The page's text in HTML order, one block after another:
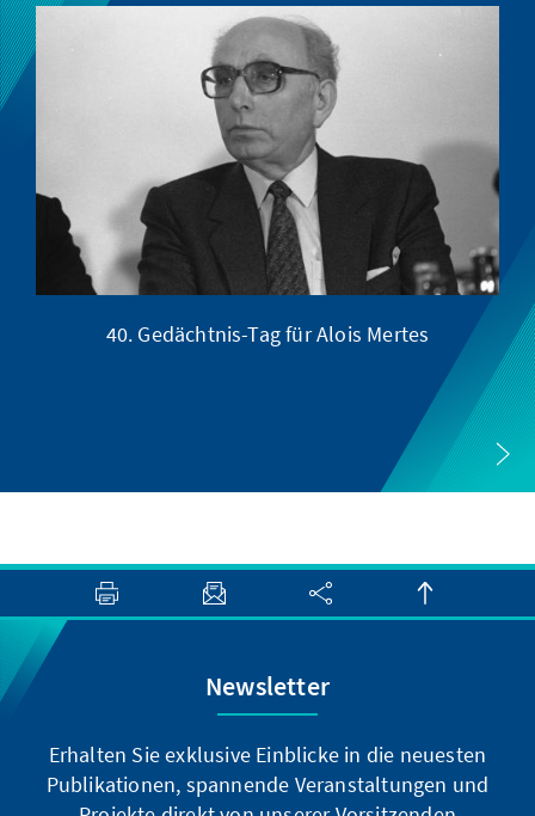
40. Gedächtnis-Tag für Alois Mertes
Newsletter
Erhalten Sie exklusive Einblicke in die neuesten
Publikationen, spannende Veranstaltungen und